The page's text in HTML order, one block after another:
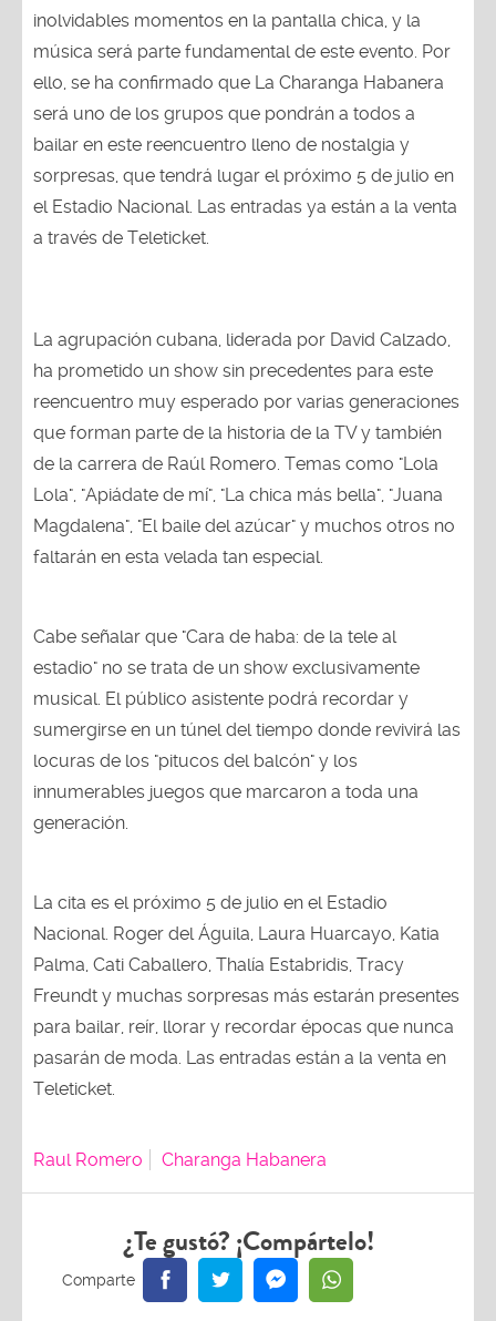
inolvidables momentos en la pantalla chica, y la
música será parte fundamental de este evento. Por
ello, se ha confirmado que La Charanga Habanera
será uno de los grupos que pondrán a todos a
bailar en este reencuentro lleno de nostalgia y
sorpresas, que tendrá lugar el próximo 5 de julio en
el Estadio Nacional. Las entradas ya están a la venta
a través de Teleticket.
La agrupación cubana, liderada por David Calzado,
ha prometido un show sin precedentes para este
reencuentro muy esperado por varias generaciones
que forman parte de la historia de la TV y también
de la carrera de Raúl Romero. Temas como "Lola
Lola", "Apiádate de mí", "La chica más bella", "Juana
Magdalena", "El baile del azúcar" y muchos otros no
faltarán en esta velada tan especial.
Cabe señalar que "Cara de haba: de la tele al
estadio" no se trata de un show exclusivamente
musical. El público asistente podrá recordar y
sumergirse en un túnel del tiempo donde revivirá las
locuras de los "pitucos del balcón" y los
innumerables juegos que marcaron a toda una
generación.
La cita es el próximo 5 de julio en el Estadio
Nacional. Roger del Águila, Laura Huarcayo, Katia
Palma, Cati Caballero, Thalía Estabridis, Tracy
Freundt y muchas sorpresas más estarán presentes
para bailar, reír, llorar y recordar épocas que nunca
pasarán de moda. Las entradas están a la venta en
Teleticket.
Raul Romero Charanga Habanera
¿Te gustó? ¡Compártelo!